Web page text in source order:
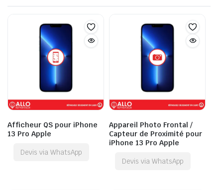
Afficheur QS pour iPhone
13 Pro Apple
Devis via WhatsApp
Appareil Photo Frontal /
Capteur de Proximité pour
iPhone 13 Pro Apple
Devis via WhatsApp